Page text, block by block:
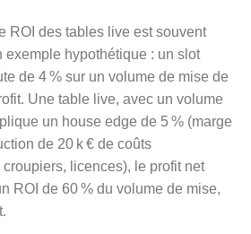
ROI des tables live est souvent
exemple hypothétique : un slot
de 4 % sur un volume de mise de
Une table live, avec un volume
un house edge de 5 % (marge
de 20 k € de coûts
licences), le profit net
ROI de 60 % du volume de mise,